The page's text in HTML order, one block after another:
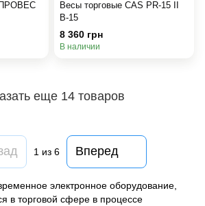
Весы торговые CAS PR-15 II
В-15
8 360 грн
В наличии
еще 14 товаров
1 из 6 Вперед
электронное оборудование,
в торговой сфере в процессе